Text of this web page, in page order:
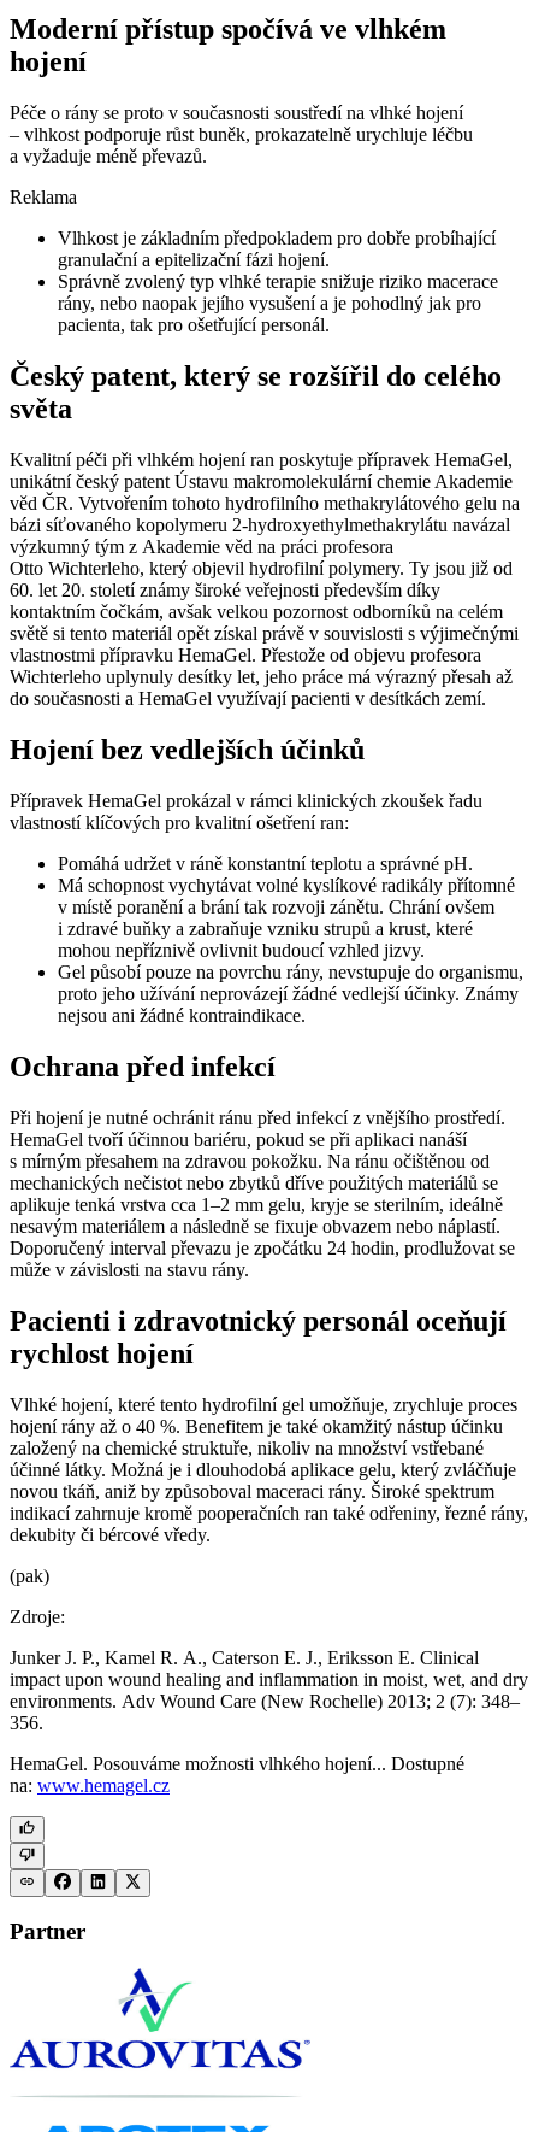
Moderní přístup spočívá ve vlhkém
hojení
Péče o rány se proto v současnosti soustředí na vlhké hojení
–⁠ vlhkost podporuje růst buněk, prokazatelně urychluje léčbu
a vyžaduje méně převazů.
Reklama
Vlhkost je základním předpokladem pro dobře probíhající
granulační a epitelizační fázi hojení.
Správně zvolený typ vlhké terapie snižuje riziko macerace
rány, nebo naopak jejího vysušení a je pohodlný jak pro
pacienta, tak pro ošetřující personál.
Český patent, který se rozšířil do celého
světa
Kvalitní péči při vlhkém hojení ran poskytuje přípravek HemaGel,
unikátní český patent Ústavu makromolekulární chemie Akademie
věd ČR. Vytvořením tohoto hydrofilního methakrylátového gelu na
bázi síťovaného kopolymeru 2-hydroxyethylmethakrylátu navázal
výzkumný tým z Akademie věd na práci profesora
Otto Wichterleho, který objevil hydrofilní polymery. Ty jsou již od
60. let 20. století známy široké veřejnosti především díky
kontaktním čočkám, avšak velkou pozornost odborníků na celém
světě si tento materiál opět získal právě v souvislosti s výjimečnými
vlastnostmi přípravku HemaGel. Přestože od objevu profesora
Wichterleho uplynuly desítky let, jeho práce má výrazný přesah až
do současnosti a HemaGel využívají pacienti v desítkách zemí.
Hojení bez vedlejších účinků
Přípravek HemaGel prokázal v rámci klinických zkoušek řadu
vlastností klíčových pro kvalitní ošetření ran:
Pomáhá udržet v ráně konstantní teplotu a správné pH.
Má schopnost vychytávat volné kyslíkové radikály přítomné
v místě poranění a brání tak rozvoji zánětu. Chrání ovšem
i zdravé buňky a zabraňuje vzniku strupů a krust, které
mohou nepříznivě ovlivnit budoucí vzhled jizvy.
Gel působí pouze na povrchu rány, nevstupuje do organismu,
proto jeho užívání neprovázejí žádné vedlejší účinky. Známy
nejsou ani žádné kontraindikace.
Ochrana před infekcí
Při hojení je nutné ochránit ránu před infekcí z vnějšího prostředí.
HemaGel tvoří účinnou bariéru, pokud se při aplikaci nanáší
s mírným přesahem na zdravou pokožku. Na ránu očištěnou od
mechanických nečistot nebo zbytků dříve použitých materiálů se
aplikuje tenká vrstva cca 1–2 mm gelu, kryje se sterilním, ideálně
nesavým materiálem a následně se fixuje obvazem nebo náplastí.
Doporučený interval převazu je zpočátku 24 hodin, prodlužovat se
může v závislosti na stavu rány.
Pacienti i zdravotnický personál oceňují
rychlost hojení
Vlhké hojení, které tento hydrofilní gel umožňuje, zrychluje proces
hojení rány až o 40 %. Benefitem je také okamžitý nástup účinku
založený na chemické struktuře, nikoliv na množství vstřebané
účinné látky. Možná je i dlouhodobá aplikace gelu, který zvláčňuje
novou tkáň, aniž by způsoboval maceraci rány. Široké spektrum
indikací zahrnuje kromě pooperačních ran také odřeniny, řezné rány,
dekubity či bércové vředy.
(pak)
Zdroje:
Junker J. P., Kamel R. A., Caterson E. J., Eriksson E. Clinical
impact upon wound healing and inflammation in moist, wet, and dry
environments. Adv Wound Care (New Rochelle) 2013; 2 (7): 348–
356.
HemaGel. Posouváme možnosti vlhkého hojení... Dostupné
na: www.hemagel.cz
Partner